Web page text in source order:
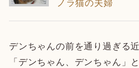
ノラ猫の夫婦
デンちゃんの前を通り過ぎる
「デンちゃん、デンちゃん」